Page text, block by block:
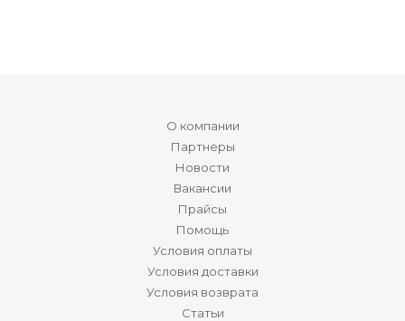
О компании
Партнеры
Новости
Вакансии
Прайсы
Помощь
Условия оплаты
Условия доставки
Условия возврата
Статьи